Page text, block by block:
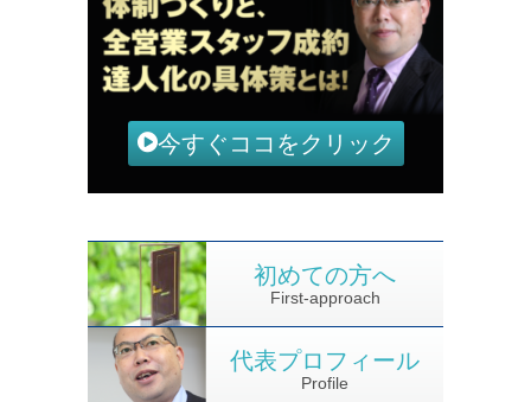
今すぐココをクリック
First-approach
初めての方へ
Profile
代表プロフィール